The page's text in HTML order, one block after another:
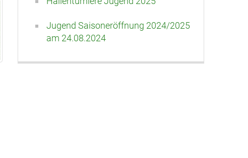
Jugend Saisoneröffnung 2024/2025
am 24.08.2024